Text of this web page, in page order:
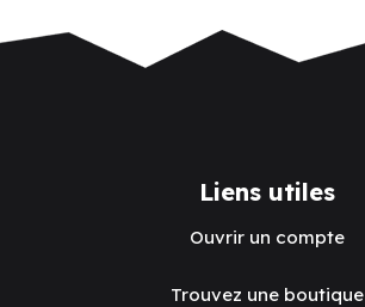
Liens utiles
Ouvrir un compte
Trouvez une boutique